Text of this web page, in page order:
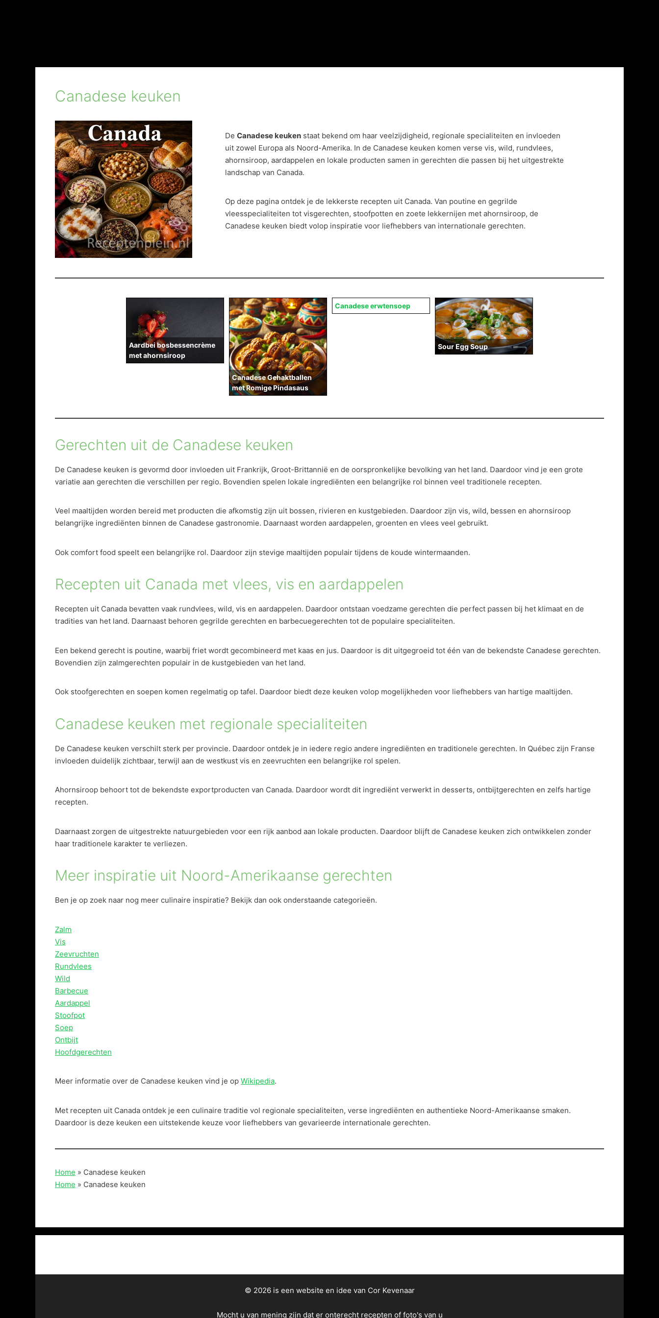
Canadese keuken
DeCanadese keuken staat bekend om haar veelzijdigheid, regionale specialiteiten en invloeden
uit zowel Europa als Noord-Amerika. In de Canadese keuken komen verse vis, wild, rundvlees,
ahornsiroop, aardappelen en lokale producten samen in gerechten die passen bij het uitgestrekte
landschap van Canada.
Op deze pagina ontdek je de lekkerste recepten uit Canada. Van poutine en gegrilde
vleesspecialiteiten tot visgerechten, stoofpotten en zoete lekkernijen met ahornsiroop, de
Canadese keuken biedt volop inspiratie voor liefhebbers van internationale gerechten.
Aardbei bosbessencrème
met ahornsiroop
Canadese erwtensoep
Canadese Gehaktballen
met Romige Pindasaus
Sour Egg Soup
Gerechten uit de Canadese keuken
De Canadese keuken is gevormd door invloeden uit Frankrijk, Groot-Brittannië en de oorspronkelijke bevolking van het land. Daardoor vind je een grote
variatie aan gerechten die verschillen per regio. Bovendien spelen lokale ingrediënten een belangrijke rol binnen veel traditionele recepten.
Veel maaltijden worden bereid met producten die afkomstig zijn uit bossen, rivieren en kustgebieden. Daardoor zijn vis, wild, bessen en ahornsiroop
belangrijke ingrediënten binnen de Canadese gastronomie. Daarnaast worden aardappelen, groenten en vlees veel gebruikt.
Ook comfort food speelt een belangrijke rol. Daardoor zijn stevige maaltijden populair tijdens de koude wintermaanden.
Recepten uit Canada met vlees, vis en aardappelen
Recepten uit Canada bevatten vaak rundvlees, wild, vis en aardappelen. Daardoor ontstaan voedzame gerechten die perfect passen bij het klimaat en de
tradities van het land. Daarnaast behoren gegrilde gerechten en barbecuegerechten tot de populaire specialiteiten.
Een bekend gerecht is poutine, waarbij friet wordt gecombineerd met kaas en jus. Daardoor is dit uitgegroeid tot één van de bekendste Canadese gerechten.
Bovendien zijn zalmgerechten populair in de kustgebieden van het land.
Ook stoofgerechten en soepen komen regelmatig op tafel. Daardoor biedt deze keuken volop mogelijkheden voor liefhebbers van hartige maaltijden.
Canadese keuken met regionale specialiteiten
De Canadese keuken verschilt sterk per provincie. Daardoor ontdek je in iedere regio andere ingrediënten en traditionele gerechten. In Québec zijn Franse
invloeden duidelijk zichtbaar, terwijl aan de westkust vis en zeevruchten een belangrijke rol spelen.
Ahornsiroop behoort tot de bekendste exportproducten van Canada. Daardoor wordt dit ingrediënt verwerkt in desserts, ontbijtgerechten en zelfs hartige
recepten.
Daarnaast zorgen de uitgestrekte natuurgebieden voor een rijk aanbod aan lokale producten. Daardoor blijft de Canadese keuken zich ontwikkelen zonder
haar traditionele karakter te verliezen.
Meer inspiratie uit Noord-Amerikaanse gerechten
Ben je op zoek naar nog meer culinaire inspiratie? Bekijk dan ook onderstaande categorieën.
Zalm
Vis
Zeevruchten
Rundvlees
Wild
Barbecue
Aardappel
Stoofpot
Soep
Ontbijt
Hoofdgerechten
Meer informatie over de Canadese keuken vind je op Wikipedia.
Met recepten uit Canada ontdek je een culinaire traditie vol regionale specialiteiten, verse ingrediënten en authentieke Noord-Amerikaanse smaken.
Daardoor is deze keuken een uitstekende keuze voor liefhebbers van gevarieerde internationale gerechten.
Home » Canadese keuken
Home » Canadese keuken
© 2026 is een website en idee van Cor Kevenaar
Mocht u van mening zijn dat er onterecht recepten of foto's van u